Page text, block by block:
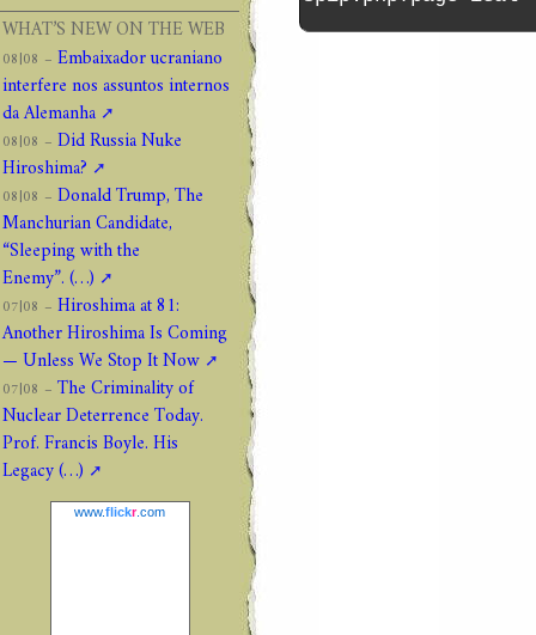
WHAT’S NEW ON THE WEB
08|08 – Embaixador ucraniano
interfere nos assuntos internos
da Alemanha
08|08 – Did Russia Nuke
Hiroshima?
08|08 – Donald Trump, The
Manchurian Candidate,
“Sleeping with the
Enemy”. (…)
07|08 – Hiroshima at 81:
Another Hiroshima Is Coming
— Unless We Stop It Now
07|08 – The Criminality of
Nuclear Deterrence Today.
Prof. Francis Boyle. His
Legacy (…)
www.flickr.com